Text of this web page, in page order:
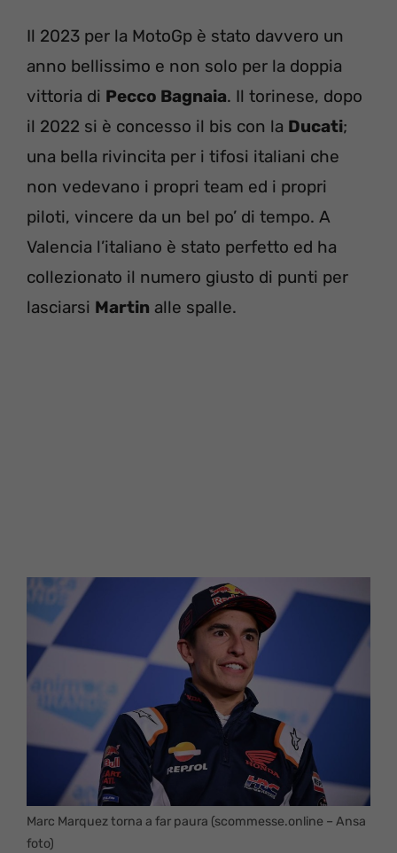
Il 2023 per la MotoGp è stato davvero un
anno bellissimo e non solo per la doppia
vittoria di Pecco Bagnaia. Il torinese, dopo
il 2022 si è concesso il bis con la Ducati;
una bella rivincita per i tifosi italiani che
non vedevano i propri team ed i propri
piloti, vincere da un bel po’ di tempo. A
Valencia l’italiano è stato perfetto ed ha
collezionato il numero giusto di punti per
lasciarsi Martin alle spalle.
Marc Marquez torna a far paura (scommesse.online – Ansa
foto)